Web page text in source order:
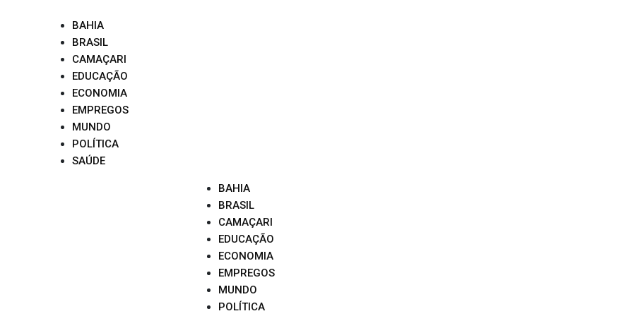
BAHIA
BRASIL
CAMAÇARI
EDUCAÇÃO
ECONOMIA
EMPREGOS
MUNDO
POLÍTICA
SAÚDE
BAHIA
BRASIL
CAMAÇARI
EDUCAÇÃO
ECONOMIA
EMPREGOS
MUNDO
POLÍTICA